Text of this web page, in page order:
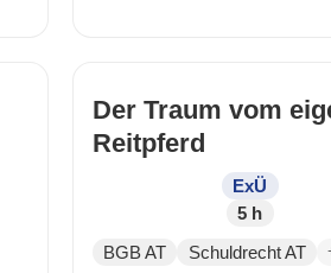
Der Traum vom
Reitpferd
ExÜ
5 h
BGB AT
Schuldrecht AT